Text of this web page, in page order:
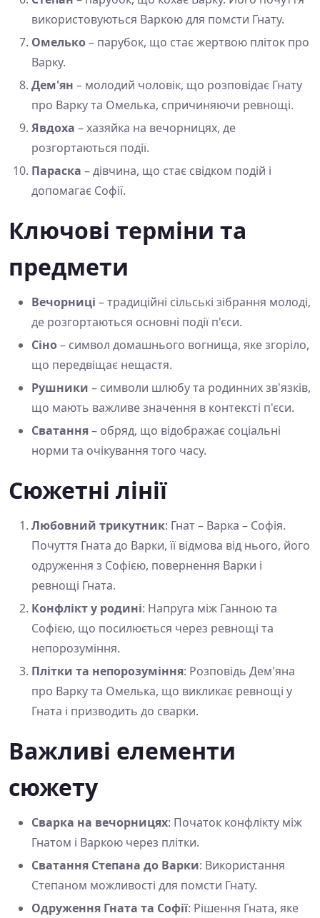
використовуються Варкою для помсти Гнату.
Омелько– парубок, що стає жертвою пліток про
Варку.
Дем'ян – молодий чоловік, що розповідає Гнату
про Варку та Омелька, спричиняючи ревнощі.
Явдоха – хазяйка на вечорницях, де
розгортаються події.
Параска – дівчина, що стає свідком подій і
допомагає Софії.
Ключові терміни та
предмети
Вечорниці – традиційні сільські зібрання молоді,
де розгортаються основні події п'єси.
Сіно– символ домашнього вогнища, яке згоріло,
що передвіщає нещастя.
Рушники – символи шлюбу та родинних зв'язків,
що мають важливе значення в контексті п'єси.
Сватання– обряд, що відображає соціальні
норми та очікування того часу.
Сюжетні лінії
Любовний трикутник: Гнат – Варка – Софія.
Почуття Гната до Варки, її відмова від нього, його
одруження з Софією, повернення Варки і
ревнощі Гната.
Конфлікт у родині: Напруга між Ганною та
Софією, що посилюється через ревнощі та
непорозуміння.
Плітки та непорозуміння: Розповідь Дем'яна
про Варку та Омелька, що викликає ревнощі у
Гната і призводить до сварки.
Важливі елементи
сюжету
Сварка на вечорницях: Початок конфлікту між
Гнатом і Варкою через плітки.
Сватання Степана до Варки: Використання
Степаном можливості для помсти Гнату.
Одруження Гната та Софії: Рішення Гната, яке